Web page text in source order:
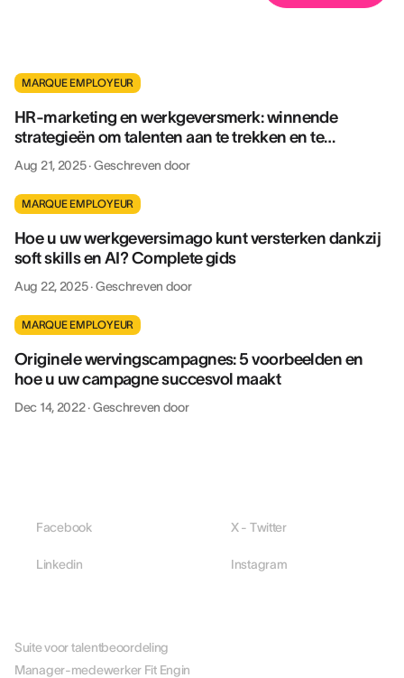
MARQUE EMPLOYEUR
HR-marketing en werkgeversmerk: winnende
strategieën om talenten aan te trekken en te
behouden
Aug 21, 2025·Geschreven door
MARQUE EMPLOYEUR
Hoe u uw werkgeversimago kunt versterken dankzij
soft skills en AI? Complete gids
Aug 22, 2025·Geschreven door
MARQUE EMPLOYEUR
Originele wervingscampagnes: 5 voorbeelden en
hoe u uw campagne succesvol maakt
Dec 14, 2022·Geschreven door
Facebook X - Twitter
Linkedin Instagram
Suite voor talentbeoordeling
Manager-medewerker Fit Engin